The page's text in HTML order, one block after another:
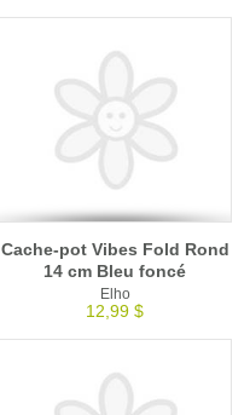
Cache-pot Vibes Fold Rond
14 cm Bleu foncé
Elho
12,99 $